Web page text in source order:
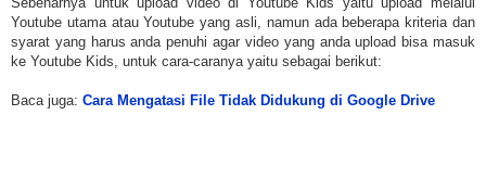
Youtube utama atau Youtube yang asli, namun ada beberapa kriteria dan
syarat yang harus anda penuhi agar video yang anda upload bisa masuk
ke Youtube Kids, untuk cara-caranya yaitu sebagai berikut:
Baca juga: Cara Mengatasi File Tidak Didukung di Google Drive